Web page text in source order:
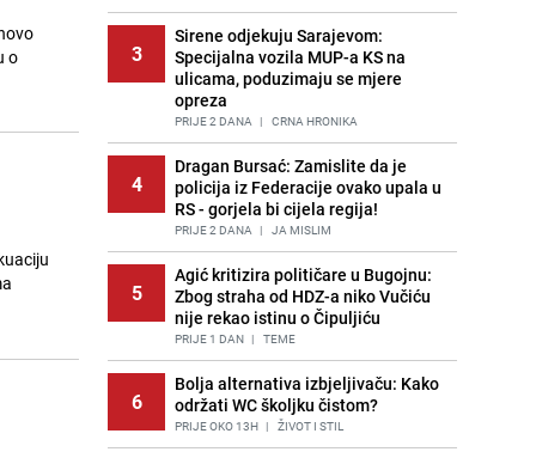
o
3
Sirene odjekuju Sarajevom:
Specijalna vozila MUP-a KS na
ulicama, poduzimaju se mjere
opreza
PRIJE 2 DANA | CRNA HRONIKA
4
Dragan Bursać: Zamislite da je
policija iz Federacije ovako upala u
RS - gorjela bi cijela regija!
PRIJE 2 DANA | JA MISLIM
5
Agić kritizira političare u Bugojnu:
Zbog straha od HDZ-a niko Vučiću
nije rekao istinu o Čipuljiću
PRIJE 1 DAN | TEME
6
Bolja alternativa izbjeljivaču: Kako
održati WC školjku čistom?
PRIJE OKO 13H | ŽIVOT I STIL